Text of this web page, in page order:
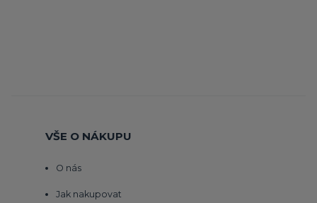
VŠE O NÁKUPU
O nás
Jak nakupovat